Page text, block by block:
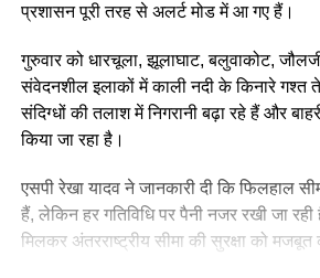
प्रशासन पूरी तरह से अलर्ट मोड में आ गए हैं।
गुरुवार को धारचूला, झूलाघाट, बलुवाकोट,
संवेदनशील इलाकों में काली नदी के किनारे गश्त
संदिग्धों की तलाश में निगरानी बढ़ा रहे हैं और
किया जा रहा है।
एसपी रेखा यादव ने जानकारी दी कि फिलहाल
हैं, लेकिन हर गतिविधि पर पैनी नजर रखी जा
मिलकर अंतरराष्ट्रीय सीमा की सुरक्षा को